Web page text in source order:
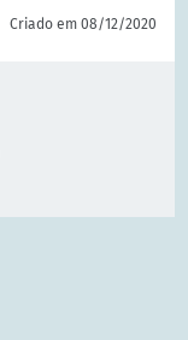
Criado em 08/12/2020